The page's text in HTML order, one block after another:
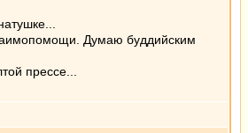
Думаю буддийским
прессе...